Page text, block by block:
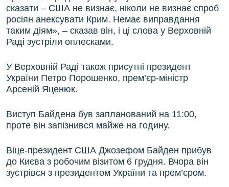
сказати – США не визнає, ніколи не визнає спроб
росіян анексувати Крим. Немає виправдання
таким діям», – сказав він, і ці слова у Верховній
Раді зустріли оплесками.
У Верховній Раді також присутні президент
України Петро Порошенко, прем’єр-міністр
Арсеній Яценюк.
Виступ Байдена був запланований на 11:00,
проте він запізнився майже на годину.
Віце-президент США Джозефом Байден прибув
до Києва з робочим візитом 6 грудня. Вчора він
зустрівся з президентом України та прем’єром.